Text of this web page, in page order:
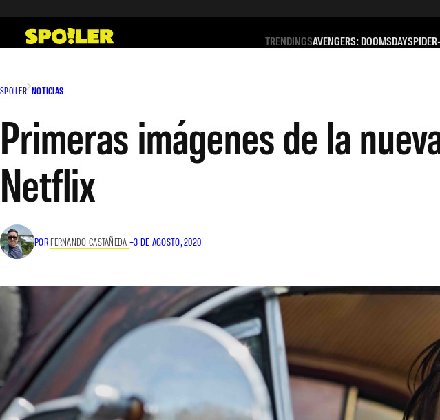
contenido
TRENDINGSAVENGERS: DOOMSDAY
SPOILER NOTICIAS
Primeras imágenes de la
Netflix
POR FERNANDO CASTAÑEDA –3 DE AGOSTO, 2020